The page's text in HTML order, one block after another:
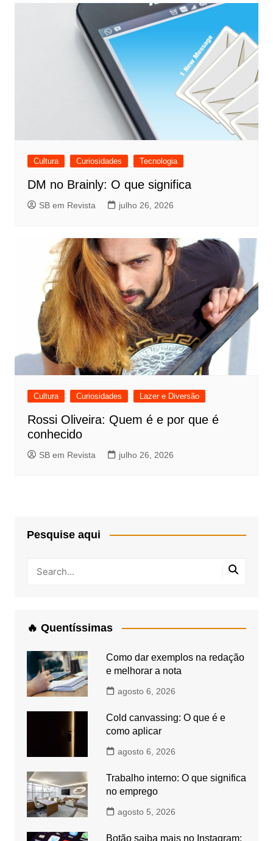
Cultura Curiosidades Tecnologia
DM no Brainly: O que significa
SB em Revista julho 26, 2026
Cultura Curiosidades Lazer e Diversão
Rossi Oliveira: Quem é e por que é
conhecido
SB em Revista julho 26, 2026
Pesquise aqui
🔥 Quentíssimas
Como dar exemplos na redação
e melhorar a nota
agosto 6, 2026
Cold canvassing: O que é e
como aplicar
agosto 6, 2026
Trabalho interno: O que significa
no emprego
agosto 5, 2026
Botão saiba mais no Instagram: